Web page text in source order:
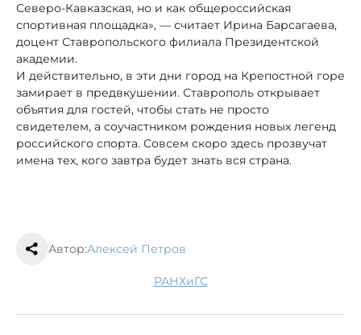
Северо-Кавказская, но и как общероссийская
спортивная площадка», — считает Ирина Барсагаева,
доцент Ставропольского филиала Президентской
академии.
И действительно, в эти дни город на Крепостной горе
замирает в предвкушении. Ставрополь открывает
объятия для гостей, чтобы стать не просто
свидетелем, а соучастником рождения новых легенд
российского спорта. Совсем скоро здесь прозвучат
имена тех, кого завтра будет знать вся страна.
Автор:Алексей Петров
РАНХиГС